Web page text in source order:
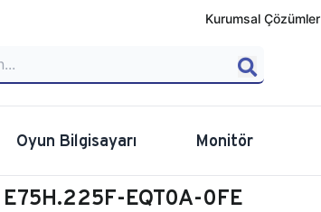
Kurumsal Çözümler
Oyun Bilgisayarı Monitör
EQT0A-0FE